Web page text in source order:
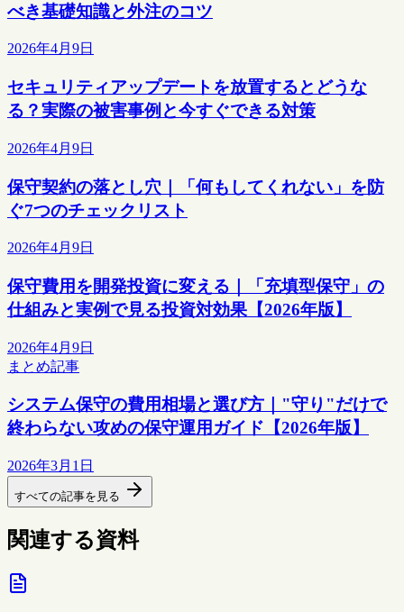
べき基礎知識と外注のコツ
2026年4月9日
セキュリティアップデートを放置するとどうな
る？実際の被害事例と今すぐできる対策
2026年4月9日
保守契約の落とし穴｜「何もしてくれない」を防
ぐ7つのチェックリスト
2026年4月9日
保守費用を開発投資に変える｜「充填型保守」の
仕組みと実例で見る投資対効果【2026年版】
2026年4月9日
まとめ記事
システム保守の費用相場と選び方｜"守り"だけで
終わらない攻めの保守運用ガイド【2026年版】
2026年3月1日
すべての記事を見る
関連する資料